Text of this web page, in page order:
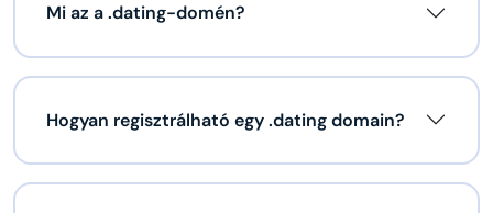
Mi az a .dating-domén?
Hogyan regisztrálható egy .dating domain?